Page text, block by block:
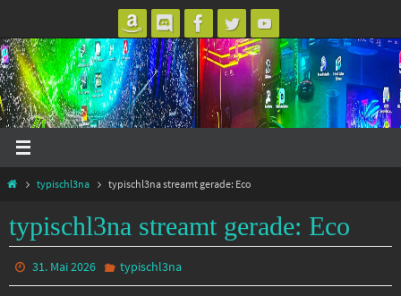
Inhalt
springen
Starttypischl3na typischl3na streamt gerade: Eco
typischl3na streamt gerade: Eco
31. Mai 2026 typischl3na